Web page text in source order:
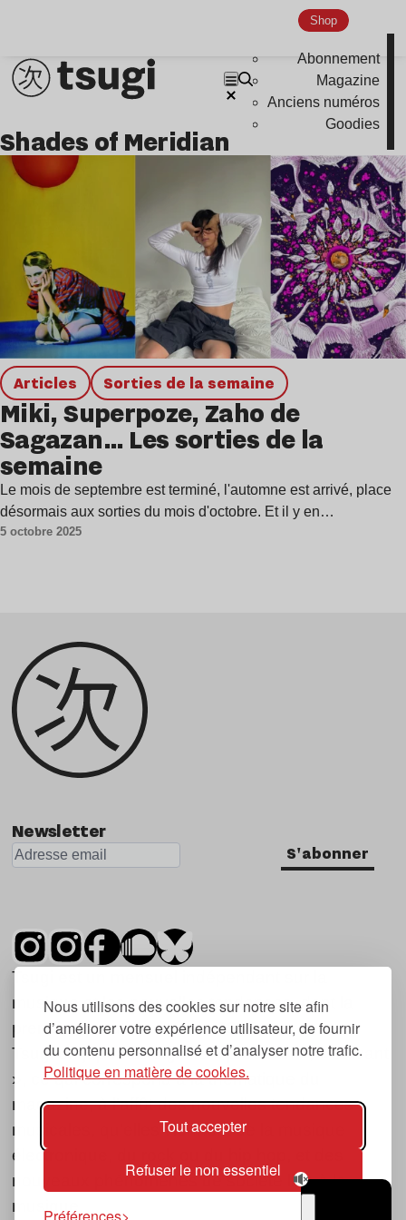
Nous utilisons des cookies sur notre site afin
d’améliorer votre expérience utilisateur, de fournir
du contenu personnalisé et d’analyser notre trafic.
Politique en matière de cookies.
Tout accepter
Refuser le non essentiel
Shop
Abonnement
Magazine
Anciens numéros
Goodies
Nu Jazz
Indie
Shades of Meridian
Articles Sorties de la semaine
Miki, Superpoze, Zaho de
Sagazan… Les sorties de la
semaine
Le mois de septembre est terminé, l'automne est arrivé, place
désormais aux sorties du mois d'octobre. Et il y en…
5 octobre 2025
Newsletter
S'abonner
Tsugi est un mensuel indépendant sur la
musique et les nouvelles tendances, dont la
première parution date de 2007.
Tsugi en japonais signifie « prochain », « suivant
», ce qui correspond à la thématique du
magazine, à l’affût des nouvelles tendances
musicales, qu’elles viennent de la musique
électronique, du rock ou du hip hop, et des
nouveaux phénomènes de société liés à la
musique.